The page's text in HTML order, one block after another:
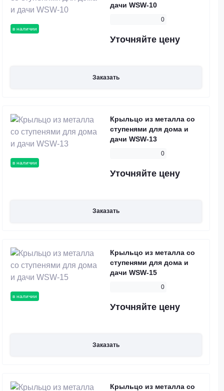
в наличии
дачи WSW-10
0
Уточняйте цену
Заказать
в наличии
Крыльцо из металла со
ступенями для дома и
дачи WSW-13
0
Уточняйте цену
Заказать
в наличии
Крыльцо из металла со
ступенями для дома и
дачи WSW-15
0
Уточняйте цену
Заказать
Крыльцо из металла со